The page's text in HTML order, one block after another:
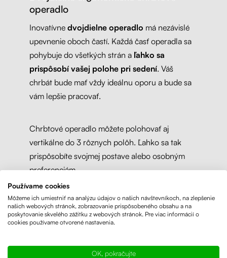
operadlo
Inovatívne dvojdielne operadlo má nezávislé
upevnenie oboch častí. Každá časť operadla sa
pohybuje do všetkých strán a ľahko sa
prispôsobí vašej polohe pri sedení. Váš
chrbát bude mať vždy ideálnu oporu a bude sa
vám lepšie pracovať.
Chrbtové operadlo môžete polohovať aj
vertikálne do 3 rôznych polôh. Ľahko sa tak
prispôsobíte svojmej postave alebo osobným
preferenciám.
Používame cookies
Môžeme ich umiestniť na analýzu údajov o našich návštevníkoch, na zlepšenie
našich webových stránok, zobrazovanie prispôsobeného obsahu a na
poskytovanie skvelého zážitku z webových stránok. Pre viac informácií o
cookies používame otvorené nastavenia.
OK, pokračujte